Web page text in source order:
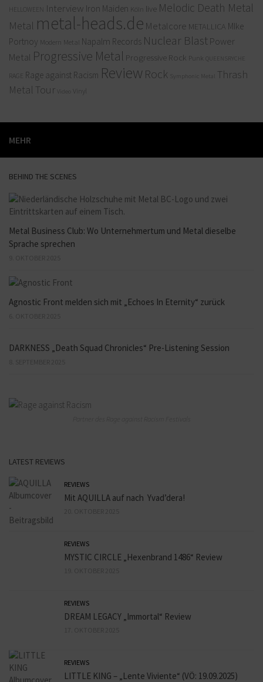
HELLOWEEN Interview Iron Maiden Köln live Melodic Death Metal
Metal metal-heads.de Metalcore METALLICA MIke
Portnoy Modern Metal Napalm Records Nuclear Blast Power
Metal Progressive Metal Progressive Rock Punk QUEENSRYCHE
RAGE Rage against Racism Review Rock Symphonic Metal
Thrash
Metal Tour Video Vinyl
MEHR
BEHIND THE SCENES
Metal Business Club: Wo Unternehmertum und Metal dieselbe
Sprache sprechen
Agnostic Front melden sich mit „Echoes In Eternity“ zurück
DARKNESS „Death Squad Chronicles“ Pre-Listening Session
LATEST REVIEWS
REVIEWS
Mit AQUILLA auf nach Yvad’dera!
REVIEWS
MYSTIC CIRCLE „Hexenbrand 1486“ Review
REVIEWS
DREAM LEGACY „Immortal“ Review
REVIEWS
LITTLE KING – „Lente Viviente“ (VÖ: 19.09.2025)